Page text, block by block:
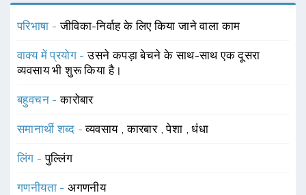
परिभाषा -जीविका-निर्वाह के लिए किया जाने वाला काम
वाक्य में प्रयोग -उसने कपड़ा बेचने के साथ-साथ एक दूसरा
व्यवसाय भी शुरू किया है।
बहुवचन -कारोबार
समानार्थी शब्द -व्यवसाय ,कारबार ,पेशा ,धंधा
लिंग -पुल्लिंग
गणनीयता -अगणनीय